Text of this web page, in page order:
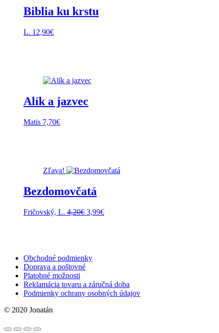
Biblia ku krstu
L. 12,90€
Alík a jazvec
Matis 7,70€
Zľava!
Bezdomovčatá
Fričovský, L. 4,20€ Pôvodná
3,99€Aktuálna
Obchodné podmienky
Doprava a poštovné
Platobné možnosti
Reklamácia tovaru a záručná doba
Podmienky ochrany osobných údajov
© 2020 Jonatán